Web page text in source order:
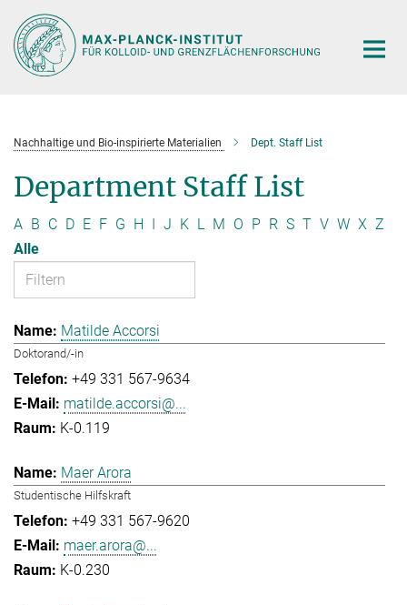
Hauptinhalt
Nachhaltige und Bio-inspirierte Materialien Dept. Staff List
Department Staff List
A B C D E F G H I J K L M O P R S T V W X Z
Alle
Matilde Accorsi
Doktorand/-in
+49 331 567-9634
matilde.accorsi@...
K-0.119
Maer Arora
Studentische Hilfskraft
+49 331 567-9620
maer.arora@...
K-0.230